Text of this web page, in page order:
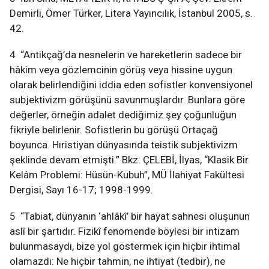
Demirli, Ömer Türker, Litera Yayıncılık, İstanbul 2005, s.
42.
4 “Antikçağ’da nesnelerin ve hareketlerin sadece bir
hâkim veya gözlemcinin görüş veya hissine uygun
olarak belirlendiğini iddia eden sofistler konvensiyonel
subjektivizm görüşünü savunmuşlardır. Bunlara göre
değerler, örneğin adalet dediğimiz şey çoğunluğun
fikriyle belirlenir. Sofistlerin bu görüşü Ortaçağ
boyunca. Hıristiyan dünyasında teistik subjektivizm
şeklinde devam etmişti.” Bkz: ÇELEBİ, İlyas, “Klasik Bir
Kelâm Problemi: Hüsün-Kubuh”, MÜ İlahiyat Fakültesi
Dergisi, Sayı 16-17; 1998-1999.
5 “Tabiat, dünyanın ‘ahlâkî’ bir hayat sahnesi oluşunun
aslî bir şartıdır. Fizikî fenomende böylesi bir intizam
bulunmasaydı, bize yol göstermek için hiçbir ihtimal
olamazdı: Ne hiçbir tahmin, ne ihtiyat (tedbir), ne